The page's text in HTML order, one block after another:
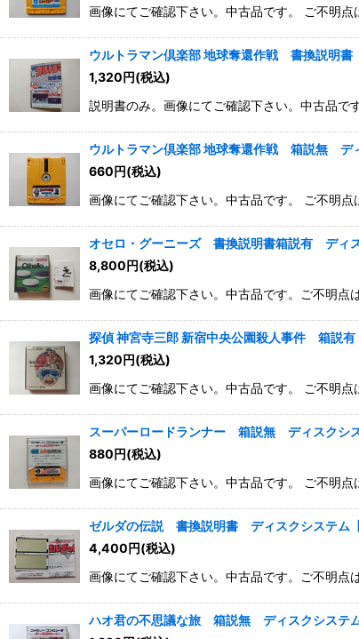
画像にてご確認下さい。中古品です。 ご不明点
ウルトラマン倶楽部 地球奪還作戦 書換説明書
1,320円(税込)
説明書のみ。画像にてご確認下さい。中古品で
ウルトラマン倶楽部 地球奪還作戦 箱説無 デ
660円(税込)
画像にてご確認下さい。中古品です。 ご不明点
オセロ・グーニーズ 書換説明書箱説有 ディス
8,800円(税込)
画像にてご確認下さい。中古品です。ご不明点
探偵 神宮寺三郎 新宿中央公園殺人事件 箱説
1,320円(税込)
画像にてご確認下さい。中古品です。 ご不明点
スーパーロードランナー 箱説無 ディスクシ
880円(税込)
画像にてご確認下さい。中古品です。 ご不明点
ゼルダの伝説 書換説明書 ディスクシステム【
4,400円(税込)
画像にてご確認下さい。中古品です。ご不明点
ハオ君の不思議な旅 箱説無 ディスクシステム